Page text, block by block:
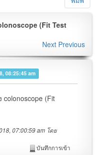
(Fit Test
Next Previous
08:25:45 am
colonoscope (Fit
07:00:59 am โดย
บันทึกการเข้า